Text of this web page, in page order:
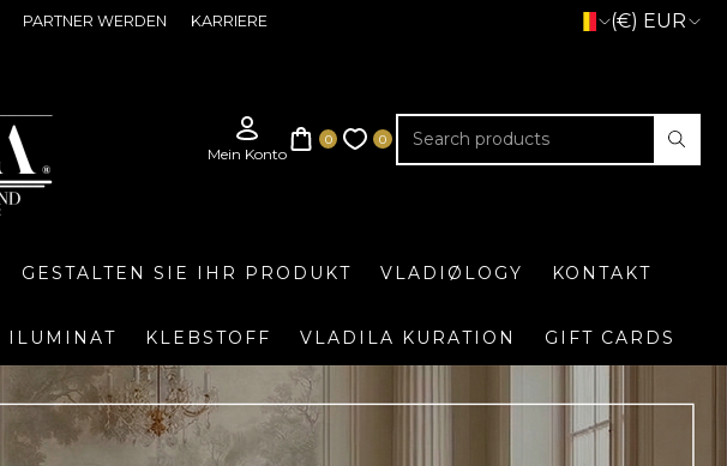
PARTNER WERDEN KARRIERE (€) EUR
GESTALTEN SIE IHR PRODUKT VLADIØLOGY KONTAKT
ILUMINAT KLEBSTOFF VLADILA KURATION GIFT CARDS